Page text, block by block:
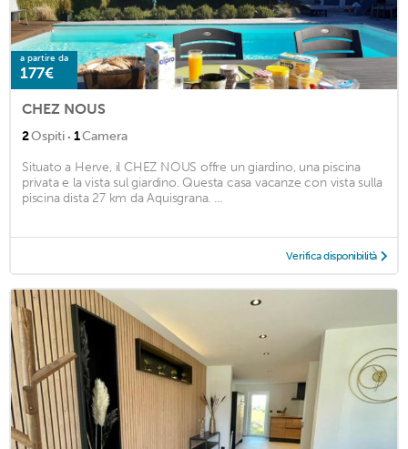
a partire da
177€
CHEZ NOUS
2Ospiti · 1Camera
Situato a Herve, il CHEZ NOUS offre un giardino, una piscina
privata e la vista sul giardino. Questa casa vacanze con vista sulla
piscina dista 27 km da Aquisgrana. ...
Verifica disponibilità